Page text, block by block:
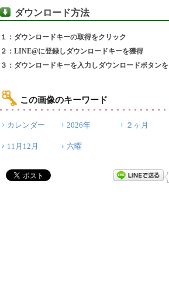
ダウンロード方法
１：ダウンロードキーの取得をクリック
２：LINE@に登録しダウンロードキーを獲得
３：ダウンロードキーを入力しダウンロードボタン
この画像のキーワード
カレンダー 2026年 ２ヶ月
11月12月
六曜